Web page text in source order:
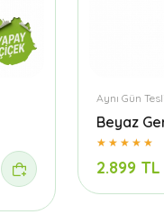
Aynı Gün
Beyaz
2.899 TL